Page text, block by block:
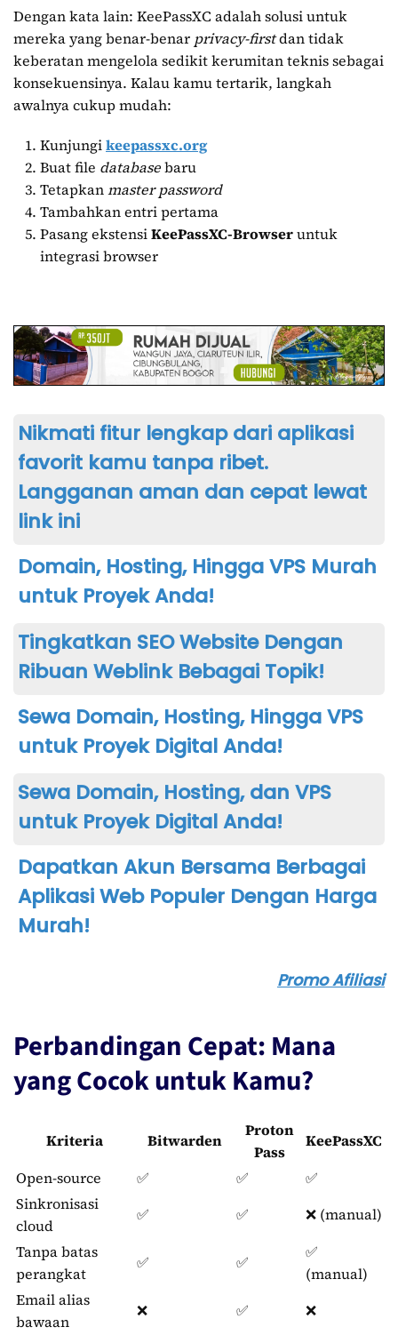
Dengan kata lain: KeePassXC adalah solusi untuk
mereka yang benar-benar privacy-firstdan tidak
keberatan mengelola sedikit kerumitan teknis sebagai
konsekuensinya. Kalau kamu tertarik, langkah
awalnya cukup mudah:
Kunjungikeepassxc.org
Buat file databasebaru
Tetapkanmaster password
Tambahkan entri pertama
Pasang ekstensiKeePassXC-Browseruntuk
integrasi browser
Nikmati fitur lengkap dari aplikasi
favorit kamu tanpa ribet.
Langganan aman dan cepat lewat
link ini
Domain, Hosting, Hingga VPS Murah
untuk Proyek Anda!
Tingkatkan SEO Website Dengan
Ribuan Weblink Bebagai Topik!
Sewa Domain, Hosting, Hingga VPS
untuk Proyek Digital Anda!
Sewa Domain, Hosting, dan VPS
untuk Proyek Digital Anda!
Dapatkan Akun Bersama Berbagai
Aplikasi Web Populer Dengan Harga
Murah!
Promo Afiliasi
Perbandingan Cepat: Mana
yang Cocok untuk Kamu?
Kriteria Bitwarden
Proton
Pass
KeePassXC
Open-source
✅ ✅
✅
Sinkronisasi
cloud
✅ ✅
❌ (manual)
Tanpa batas
perangkat
✅ ✅
✅
(manual)
Email alias
bawaan
❌ ✅ ❌